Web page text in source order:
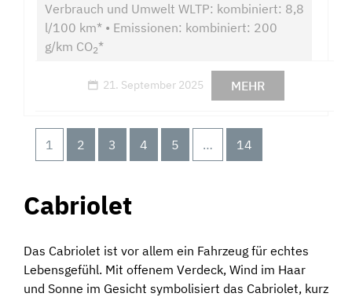
Verbrauch und Umwelt WLTP: kombiniert: 8,8
l/100 km* • Emissionen: kombiniert: 200
g/km CO2*
21. September 2025 MEHR
1 2 3 4 5 … 14
Cabriolet
Das Cabriolet ist vor allem ein Fahrzeug für echtes
Lebensgefühl. Mit offenem Verdeck, Wind im Haar
und Sonne im Gesicht symbolisiert das Cabriolet, kurz